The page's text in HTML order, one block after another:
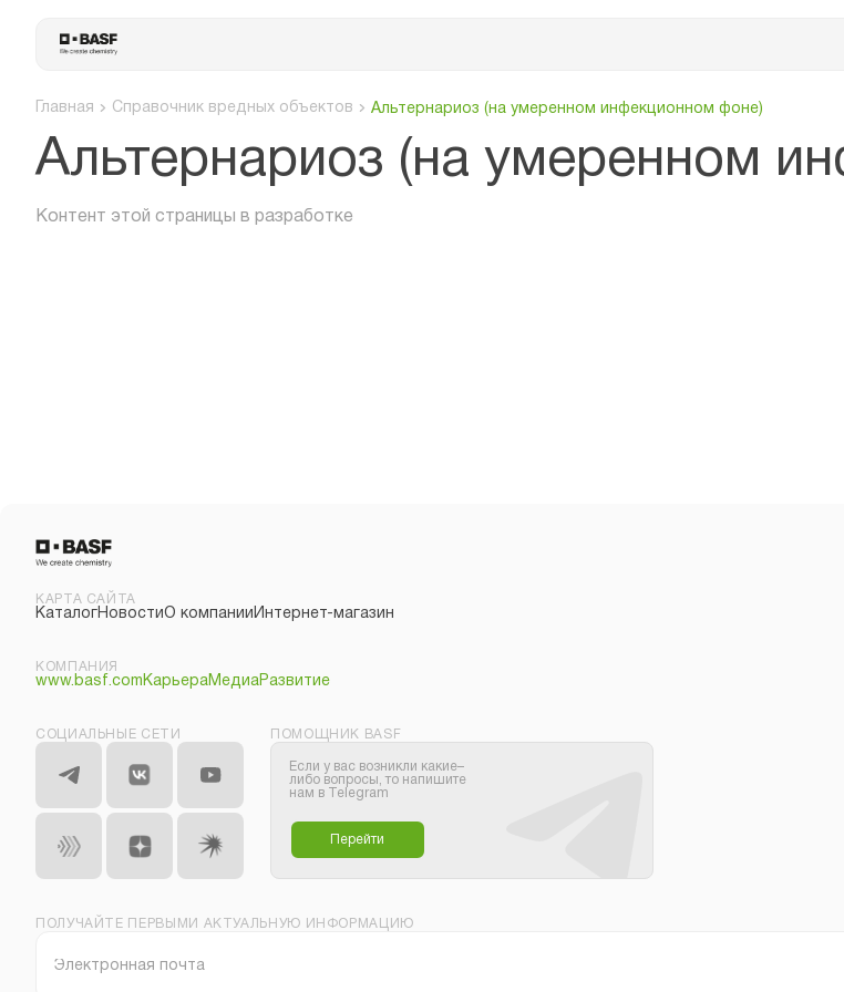
Главная Справочник вредных объектов Альтернариоз (на умеренном инфекционном фоне)
Альтернариоз (на умеренном
Контент этой страницы в разработке
КАРТА САЙТА
КаталогНовостиО компании Интернет-магазин
КОМПАНИЯ
www.basf.com КарьераМедиаРазвитие
СОЦИАЛЬНЫЕ СЕТИ ПОМОЩНИК BASF
Если у вас возникли какие–
либо вопросы, то напишите
нам в Telegram
Перейти
ПОЛУЧАЙТЕ ПЕРВЫМИ АКТУАЛЬНУЮ ИНФОРМАЦИЮ